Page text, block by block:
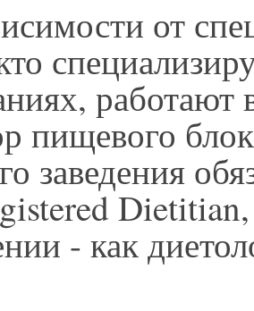
от
работают
пищевого
заведения
Dietitian,
- как